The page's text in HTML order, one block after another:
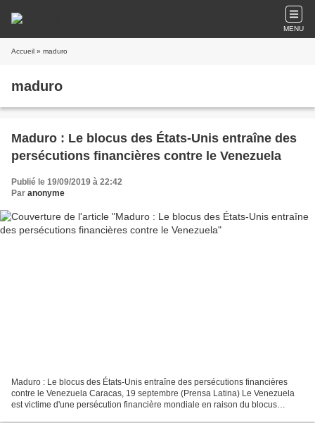
MENU
Accueil » maduro
maduro
Maduro : Le blocus des États-Unis entraîne des
persécutions financières contre le Venezuela
Publié le 19/09/2019 à 22:42
Par anonyme
Maduro : Le blocus des États-Unis entraîne des persécutions financières
contre le Venezuela Caracas, 19 septembre (Prensa Latina) Le Venezuela
est victime d'une persécution financière mondiale en raison du blocus